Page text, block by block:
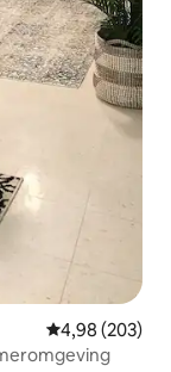
Gemiddelde
4,98 (203)